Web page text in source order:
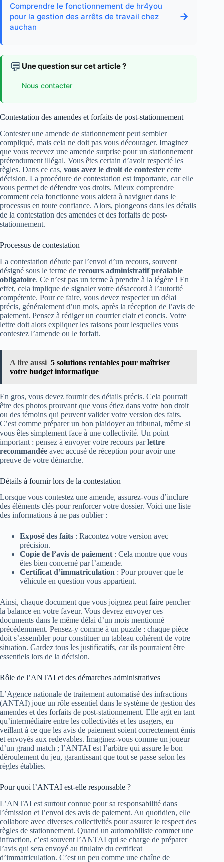
Comprendre le fonctionnement de hr4you
pour la gestion des arrêts de travail chez
auchan
→
💬 Une question sur cet article ?
Nous contacter
Contestation des amendes et forfaits de post-stationnement
Contester une amende de stationnement peut sembler
compliqué, mais cela ne doit pas vous décourager. Imaginez
que vous recevez une amende surprise pour un stationnement
prétendument illégal. Vous êtes certain d’avoir respecté les
règles. Dans ce cas, vous avez le droit de contester cette
décision. La procédure de contestation est importante, car elle
vous permet de défendre vos droits. Mieux comprendre
comment cela fonctionne vous aidera à naviguer dans le
processus en toute confiance. Alors, plongeons dans les détails
de la contestation des amendes et des forfaits de post-
stationnement.
Processus de contestation
La contestation débute par l’envoi d’un recours, souvent
désigné sous le terme de recours administratif préalable
obligatoire. Ce n’est pas un terme à prendre à la légère ! En
effet, cela implique de signaler votre désaccord à l’autorité
compétente. Pour ce faire, vous devez respecter un délai
précis, généralement d’un mois, après la réception de l’avis de
paiement. Pensez à rédiger un courrier clair et concis. Votre
lettre doit alors expliquer les raisons pour lesquelles vous
contestez l’amende ou le forfait.
A lire aussi 5 solutions rentables pour maîtriser
votre budget informatique
En gros, vous devez fournir des détails précis. Cela pourrait
être des photos prouvant que vous étiez dans votre bon droit
ou des témoins qui peuvent valider votre version des faits.
C’est comme préparer un bon plaidoyer au tribunal, même si
vous êtes simplement face à une collectivité. Un point
important : pensez à envoyer votre recours parlettre
recommandée avec accusé de réception pour avoir une
preuve de votre démarche.
Détails à fournir lors de la contestation
Lorsque vous contestez une amende, assurez-vous d’inclure
des éléments clés pour renforcer votre dossier. Voici une liste
des informations à ne pas oublier :
Exposé des faits : Racontez votre version avec
précision.
Copie de l’avis de paiement : Cela montre que vous
êtes bien concerné par l’amende.
Certificat d’immatriculation : Pour prouver que le
véhicule en question vous appartient.
Ainsi, chaque document que vous joignez peut faire pencher
la balance en votre faveur. Vous devrez envoyer ces
documents dans le même délai d’un mois mentionné
précédemment. Pensez-y comme à un puzzle : chaque pièce
doit s’assembler pour constituer un tableau cohérent de votre
situation. Gardez tous les justificatifs, car ils pourraient être
essentiels lors de la décision.
Rôle de l’ANTAI et des démarches administratives
L’Agence nationale de traitement automatisé des infractions
(ANTAI) joue un rôle essentiel dans le système de gestion des
amendes et des forfaits de post-stationnement. Elle agit en tant
qu’intermédiaire entre les collectivités et les usagers, en
veillant à ce que les avis de paiement soient correctement émis
et envoyés aux redevables. Imaginez-vous comme un joueur
d’un grand match ; l’ANTAI est l’arbitre qui assure le bon
déroulement du jeu, garantissant que tout se passe selon les
règles établies.
Pour quoi l’ANTAI est-elle responsable ?
L’ANTAI est surtout connue pour sa responsabilité dans
l’émission et l’envoi des avis de paiement. Au quotidien, elle
collabore avec diverses collectivités pour assurer le respect des
règles de stationnement. Quand un automobiliste commet une
infraction, c’est souvent l’ANTAI qui se charge de préparer
l’avis qui sera envoyé au titulaire du certificat
d’immatriculation. C’est un peu comme une chaîne de